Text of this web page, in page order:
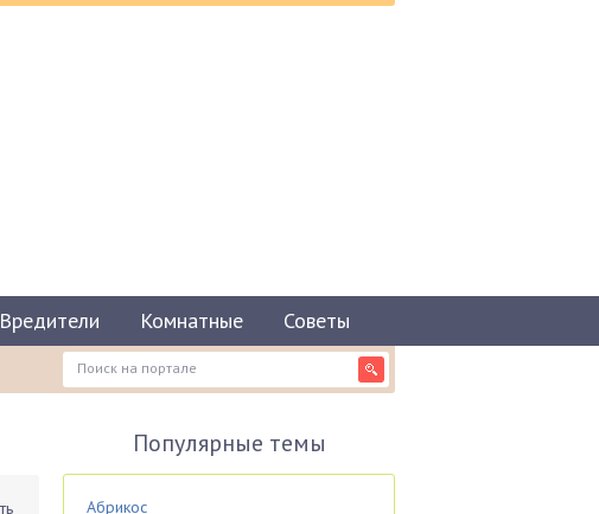
Вредители Комнатные Советы
Популярные темы
Абрикос